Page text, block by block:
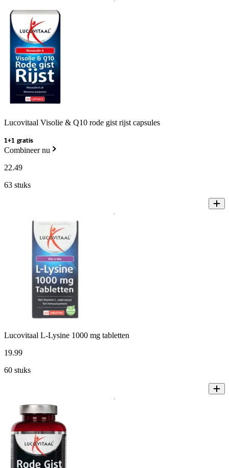
Lucovitaal Visolie & Q10 rode gist rijst capsules
1+1 gratis
Combineer nu
22.49
63 stuks
Lucovitaal L-Lysine 1000 mg tabletten
19.99
60 stuks